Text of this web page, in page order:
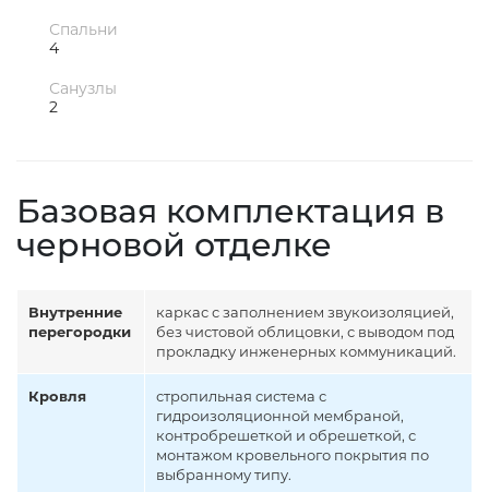
Спальни
4
Санузлы
2
Базовая комплектация в
черновой отделке
Внутренние
перегородки
каркас с заполнением звукоизоляцией,
без чистовой облицовки, с выводом под
прокладку инженерных коммуникаций.
Кровля
стропильная система с
гидроизоляционной мембраной,
контробрешеткой и обрешеткой, с
монтажом кровельного покрытия по
выбранному типу.